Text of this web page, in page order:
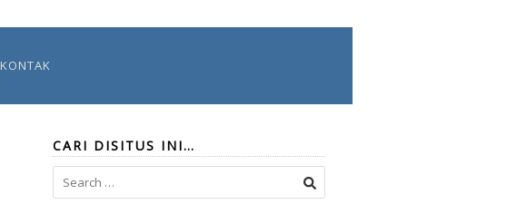
KONTAK
CARI DISITUS INI…
Search
for: